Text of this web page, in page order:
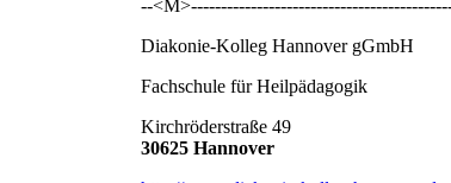
--
Diakonie-Kolleg Hannover gGmbH
Fachschule für Heilpädagogik
Kirchröderstraße 49
30625 Hannover